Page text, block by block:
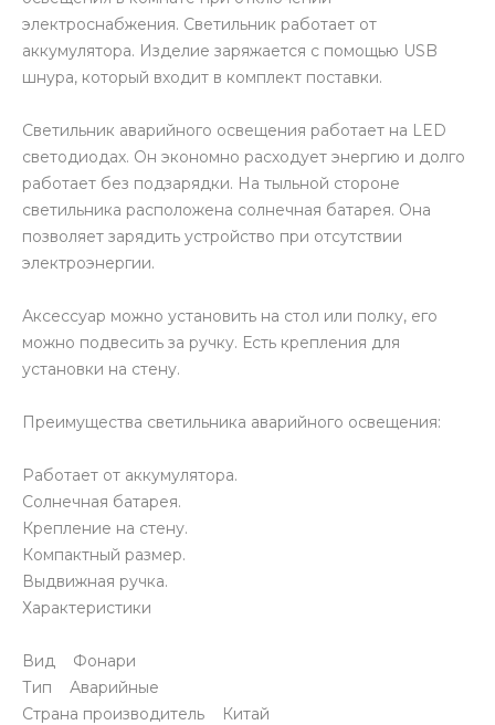
электроснабжения. Светильник работает от
аккумулятора. Изделие заряжается с помощью USB
шнура, который входит в комплект поставки.
Светильник аварийного освещения работает на LED
светодиодах. Он экономно расходует энергию и долго
работает без подзарядки. На тыльной стороне
светильника расположена солнечная батарея. Она
позволяет зарядить устройство при отсутствии
электроэнергии.
Аксессуар можно установить на стол или полку, его
можно подвесить за ручку. Есть крепления для
установки на стену.
Преимущества светильника аварийного освещения:
Работает от аккумулятора.
Солнечная батарея.
Крепление на стену.
Компактный размер.
Выдвижная ручка.
Характеристики
Вид Фонари
Тип Аварийные
Страна производитель Китай